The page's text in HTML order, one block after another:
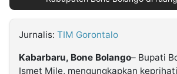
Jurnalis: TIM Gorontalo
Kabarbaru, Bone Bolango– Bupati
Ismet Mile, mengungkapkan